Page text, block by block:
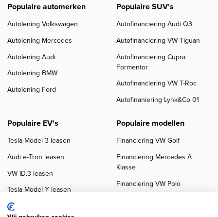
Populaire automerken
Autolening Volkswagen
Autolening Mercedes
Autolening Audi
Autolening BMW
Autolening Ford
Populaire SUV's
Autofinanciering Audi Q3
Autofinanciering VW Tiguan
Autofinanciering Cupra
Formentor
Autofinanciering VW T-Roc
Autofinaniering Lynk&Co 01
Populaire EV's
Tesla Model 3 leasen
Audi e-Tron leasen
VW ID.3 leasen
Tesla Model Y leasen
VW ID.4 leasen
Populaire modellen
Financiering VW Golf
Financiering Mercedes A
Klasse
Financiering VW Polo